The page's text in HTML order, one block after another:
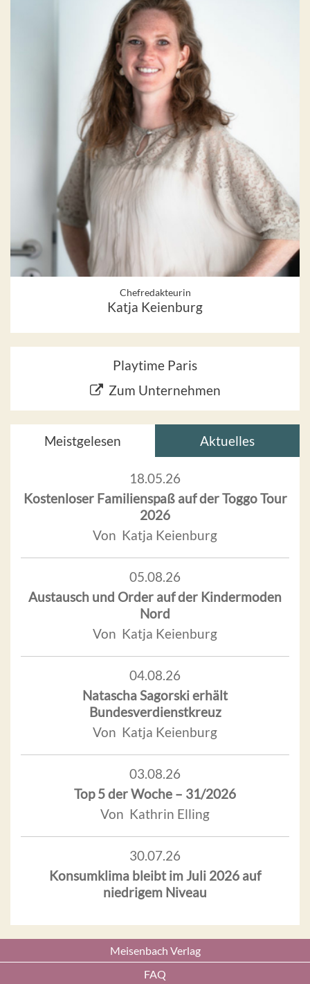
Chefredakteurin
Katja Keienburg
Playtime Paris
Zum Unternehmen
Meistgelesen Aktuelles
18.05.26
Kostenloser Familienspaß auf der Toggo Tour
2026
Von Katja Keienburg
05.08.26
Austausch und Order auf der Kindermoden
Nord
Von Katja Keienburg
04.08.26
Natascha Sagorski erhält
Bundesverdienstkreuz
Von Katja Keienburg
03.08.26
Top 5 der Woche – 31/2026
Von Kathrin Elling
30.07.26
Konsumklima bleibt im Juli 2026 auf
niedrigem Niveau
Meisenbach Verlag
FAQ